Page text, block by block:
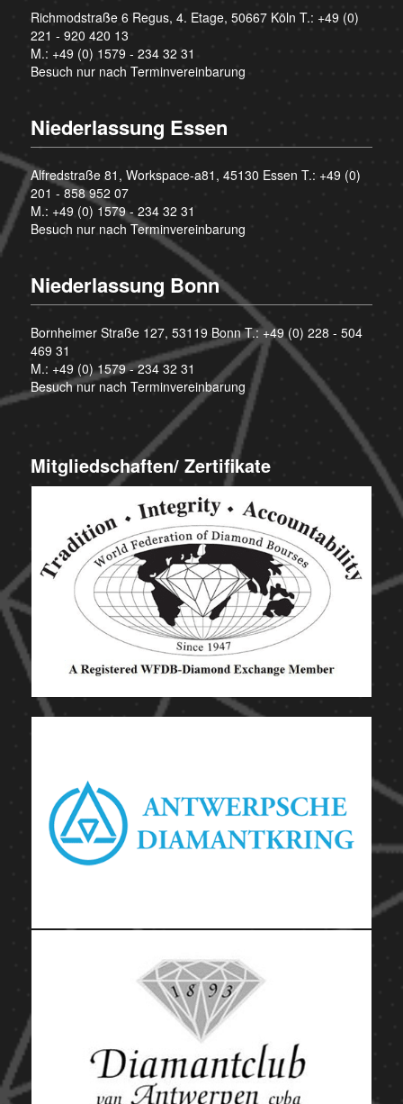
Richmodstraße 6 Regus, 4. Etage, 50667 Köln T.: +49 (0)
221 - 920 420 13
M.: +49 (0) 1579 - 234 32 31
Besuch nur nach Terminvereinbarung
Niederlassung Essen
Alfredstraße 81, Workspace-a81, 45130 Essen T.: +49 (0)
201 - 858 952 07
M.: +49 (0) 1579 - 234 32 31
Besuch nur nach Terminvereinbarung
Niederlassung Bonn
Bornheimer Straße 127, 53119 Bonn T.:+49 (0) 228 - 504
469 31
M.: +49 (0) 1579 - 234 32 31
Besuch nur nach Terminvereinbarung
Mitgliedschaften/ Zertifikate